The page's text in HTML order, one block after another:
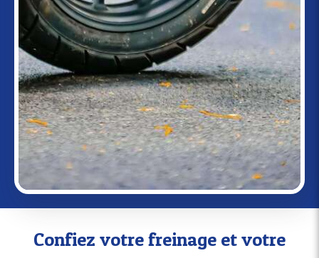
Confiez votre freinage et votre